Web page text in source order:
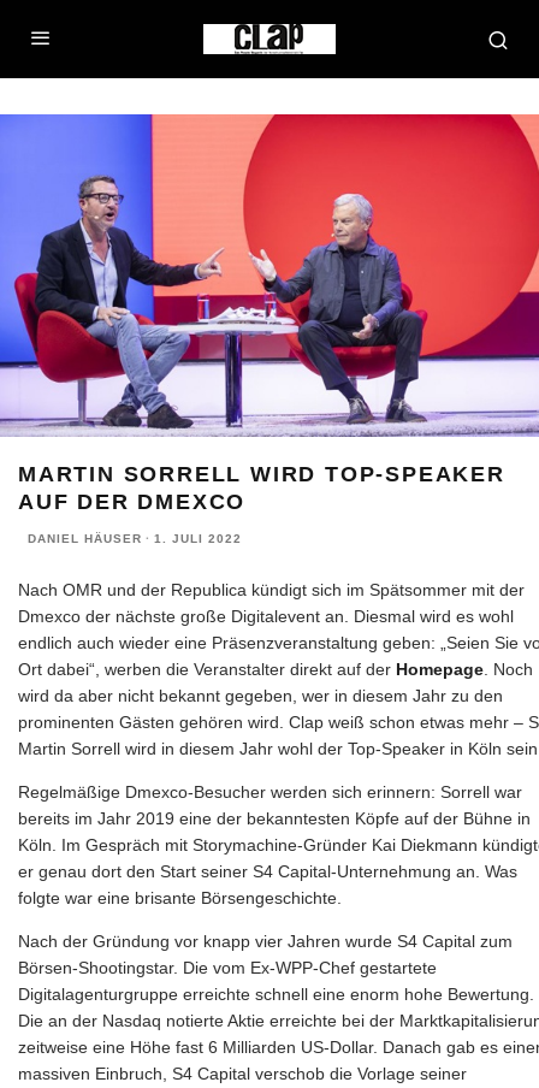
MARTIN SORRELL WIRD TOP-SPEAKER
AUF DER DMEXCO
DANIEL HÄUSER · 1. JULI 2022
Nach OMR und der Republica kündigt sich im Spätsommer mit der
Dmexco der nächste große Digitalevent an. Diesmal wird es wohl
endlich auch wieder eine Präsenzveranstaltung geben: „Seien Sie
Ort dabei“, werben die Veranstalter direkt auf der Homepage . Noch
wird da aber nicht bekannt gegeben, wer in diesem Jahr zu den
prominenten Gästen gehören wird. Clap weiß schon etwas mehr –
Martin Sorrell wird in diesem Jahr wohl der Top-Speaker in Köln
Regelmäßige Dmexco-Besucher werden sich erinnern: Sorrell war
bereits im Jahr 2019 eine der bekanntesten Köpfe auf der Bühne in
Köln. Im Gespräch mit Storymachine-Gründer Kai Diekmann
er genau dort den Start seiner S4 Capital-Unternehmung an. Was
folgte war eine brisante Börsengeschichte.
Nach der Gründung vor knapp vier Jahren wurde S4 Capital zum
Börsen-Shootingstar. Die vom Ex-WPP-Chef gestartete
Digitalagenturgruppe erreichte schnell eine enorm hohe Bewertung.
Die an der Nasdaq notierte Aktie erreichte bei der
zeitweise eine Höhe fast 6 Milliarden US-Dollar. Danach gab es
massiven Einbruch, S4 Capital verschob die Vorlage seiner